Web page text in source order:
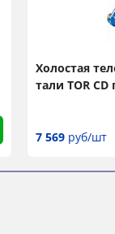
Холостая
тали TOR CD
7 569 руб/шт